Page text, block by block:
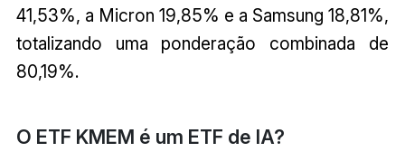
41,53%, a Micron 19,85% e a Samsung 18,81%,
totalizando uma ponderação combinada de
80,19%.
O ETF KMEM é um ETF de IA?